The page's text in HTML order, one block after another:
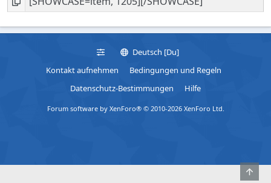
Deutsch [Du]
Kontakt aufnehmen
Bedingungen und Regeln
Datenschutz-Bestimmungen
Hilfe
Forum software by XenForo® © 2010-2026 XenForo Ltd.